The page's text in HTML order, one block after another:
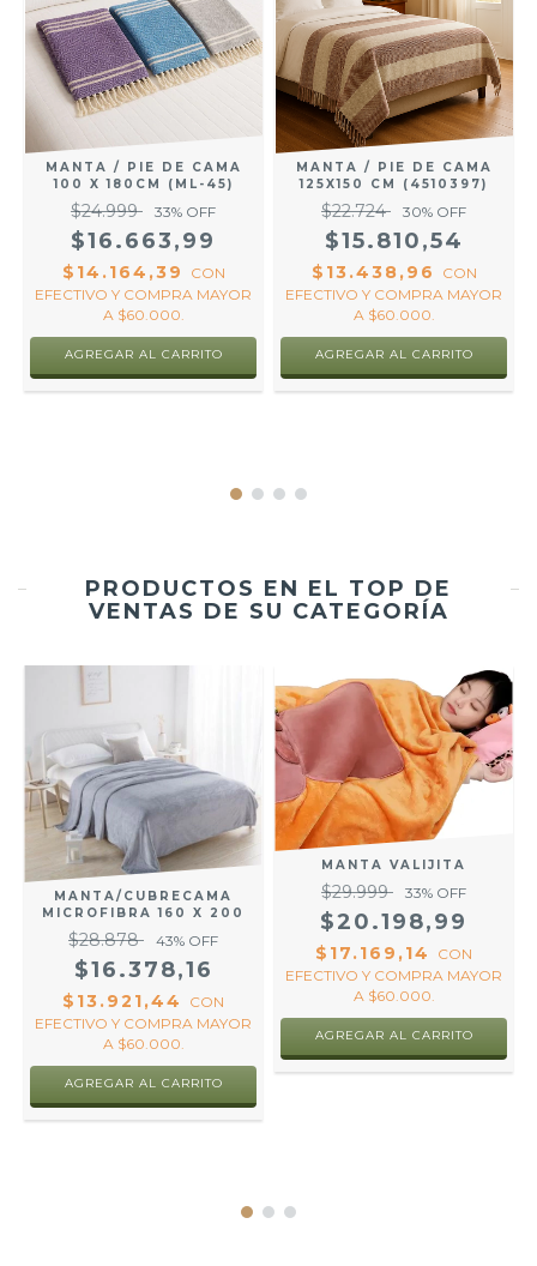
MANTA / PIE DE CAMA
100 X 180CM (ML-45)
$24.999 33% OFF
$16.663,99
$14.164,39
CON
EFECTIVO Y COMPRA MAYOR
A $60.000.
AGREGAR AL CARRITO
MANTA / PIE DE CAMA
125X150 CM (4510397)
$22.724 30% OFF
$15.810,54
$13.438,96
CON
EFECTIVO Y COMPRA MAYOR
A $60.000.
AGREGAR AL CARRITO
PRODUCTOS EN EL TOP DE
VENTAS DE SU CATEGORÍA
MANTA/CUBRECAMA
MICROFIBRA 160 X 200
$28.878 43% OFF
$16.378,16
$13.921,44
CON
EFECTIVO Y COMPRA MAYOR
A $60.000.
AGREGAR AL CARRITO
MANTA VALIJITA
$29.999 33% OFF
$20.198,99
$17.169,14
CON
EFECTIVO Y COMPRA MAYOR
A $60.000.
AGREGAR AL CARRITO